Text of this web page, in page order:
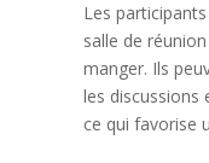
Les
salle de
manger. Ils
les discussions
ce qui favorise